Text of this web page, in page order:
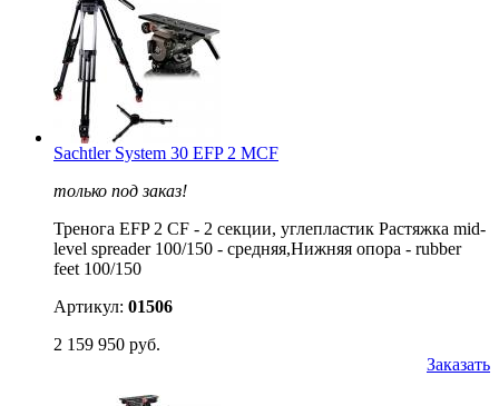
Sachtler System 30 EFP 2 MCF
только под заказ!
Тренога EFP 2 CF - 2 cекции, углепластик Растяжка mid-
level spreader 100/150 - средняя,Нижняя опора - rubber
feet 100/150
Артикул: 01506
2 159 950 руб.
Заказать